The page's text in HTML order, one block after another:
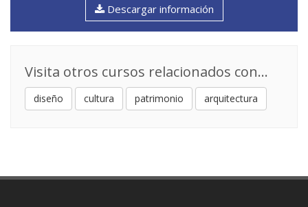
Descargar información
Visita otros cursos relacionados con...
diseño cultura patrimonio arquitectura